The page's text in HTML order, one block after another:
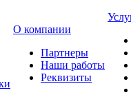
О компании
Партнеры
Наши работы
Реквизиты